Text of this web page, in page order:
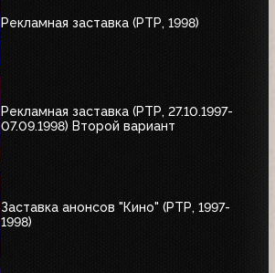
Рекламная заставка (РТР, 1998)
Рекламная заставка (РТР, 27.10.1997-
07.09.1998) Второй вариант
Заставка анонсов "Кино" (РТР, 1997-
1998)